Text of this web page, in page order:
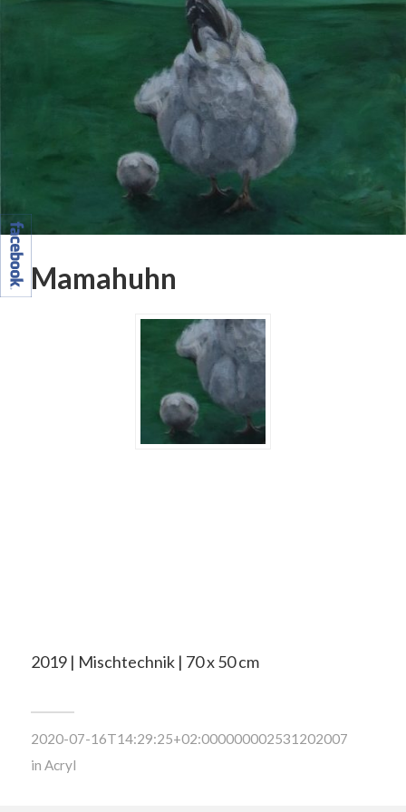
Mamahuhn
2019 | Mischtechnik | 70 x 50 cm
2020-07-16T14:29:25+02:000000002531202007
in Acryl